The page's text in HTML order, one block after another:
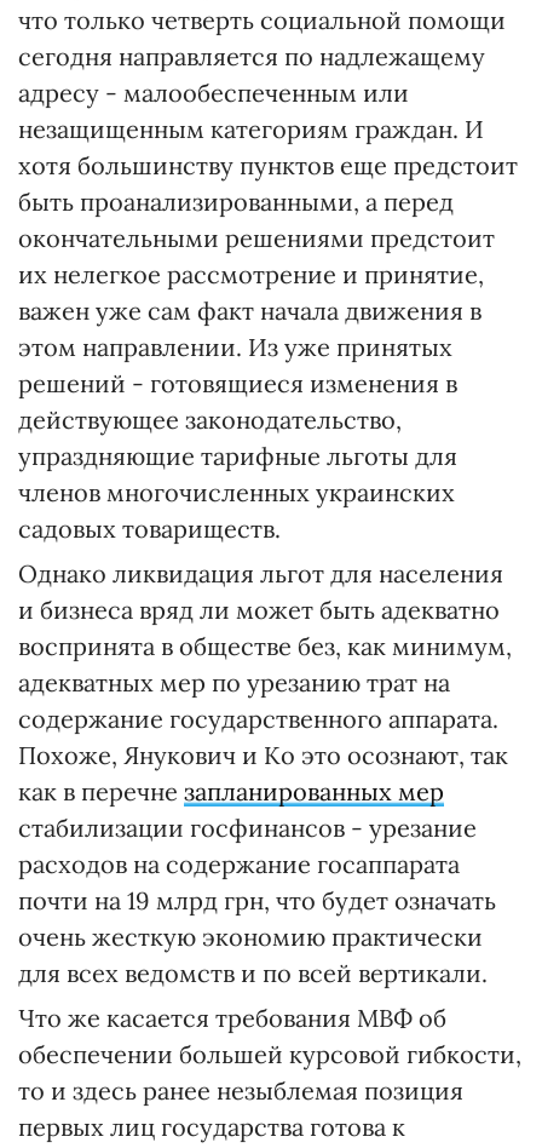
что только четверть социальной помощи
сегодня направляется по надлежащему
адресу - малообеспеченным или
незащищенным категориям граждан. И
хотя большинству пунктов еще предстоит
быть проанализированными, а перед
окончательными решениями предстоит
их нелегкое рассмотрение и принятие,
важен уже сам факт начала движения в
этом направлении. Из уже принятых
решений - готовящиеся изменения в
действующее законодательство,
упраздняющие тарифные льготы для
членов многочисленных украинских
садовых товариществ.
Однако ликвидация льгот для населения
и бизнеса вряд ли может быть адекватно
воспринята в обществе без, как минимум,
адекватных мер по урезанию трат на
содержание государственного аппарата.
Похоже, Янукович и Ко это осознают, так
как в перечне запланированных мер
стабилизации госфинансов - урезание
расходов на содержание госаппарата
почти на 19 млрд грн, что будет означать
очень жесткую экономию практически
для всех ведомств и по всей вертикали.
Что же касается требования МВФ об
обеспечении большей курсовой гибкости,
то и здесь ранее незыблемая позиция
первых лиц государства готова к